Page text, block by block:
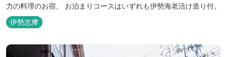
力の料理のお宿。 お泊まりコースはいずれも伊勢海老活け造り付。
伊勢志摩